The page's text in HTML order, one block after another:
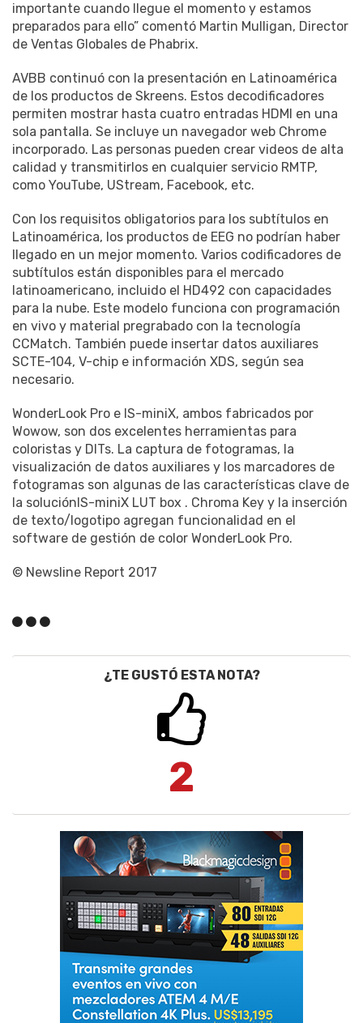
importante cuando llegue el momento y estamos
preparados para ello” comentó Martin Mulligan, Director
de Ventas Globales de Phabrix.
AVBB continuó con la presentación en Latinoamérica
de los productos de Skreens. Estos decodificadores
permiten mostrar hasta cuatro entradas HDMI en una
sola pantalla. Se incluye un navegador web Chrome
incorporado. Las personas pueden crear videos de alta
calidad y transmitirlos en cualquier servicio RMTP,
como YouTube, UStream, Facebook, etc.
Con los requisitos obligatorios para los subtítulos en
Latinoamérica, los productos de EEG no podrían haber
llegado en un mejor momento. Varios codificadores de
subtítulos están disponibles para el mercado
latinoamericano, incluido el HD492 con capacidades
para la nube. Este modelo funciona con programación
en vivo y material pregrabado con la tecnología
CCMatch. También puede insertar datos auxiliares
SCTE-104, V-chip e información XDS, según sea
necesario.
WonderLook Pro e IS-miniX, ambos fabricados por
Wowow, son dos excelentes herramientas para
coloristas y DITs. La captura de fotogramas, la
visualización de datos auxiliares y los marcadores de
fotogramas son algunas de las características clave de
la soluciónIS-miniX LUT box . Chroma Key y la inserción
de texto/logotipo agregan funcionalidad en el
software de gestión de color WonderLook Pro.
© Newsline Report 2017
¿TE GUSTÓ ESTA NOTA?
2